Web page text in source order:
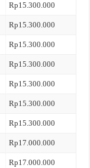
Rp15.300.000
Rp15.300.000
Rp15.300.000
Rp15.300.000
Rp15.300.000
Rp15.300.000
Rp15.300.000
Rp17.000.000
Rp17.000.000